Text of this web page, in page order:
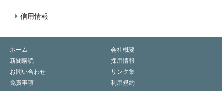
信用情報
ホーム
会社概要
新聞購読
採用情報
お問い合わせ
リンク集
免責事項
利用規約